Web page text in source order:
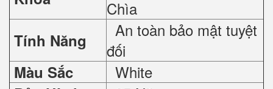
Chìa
Tính Năng
An toàn bảo mật tuyệt
đối
Màu Sắc White